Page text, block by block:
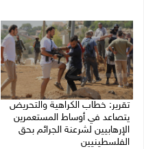
تقرير: خطاب الكراهية والتحريض
يتصاعد في أوساط المستعمرين
الإرهابيين لشرعنة الجرائم بحق
الفلسطينيين